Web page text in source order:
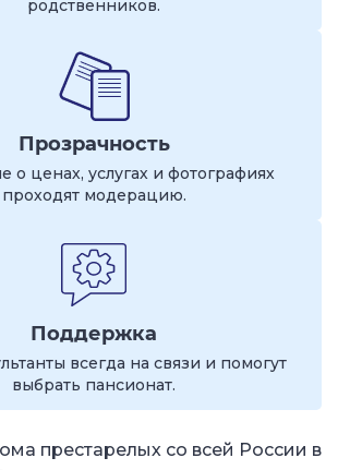
родственников.
Прозрачность
о ценах, услугах и фотографиях
проходят модерацию.
Поддержка
всегда на связи и помогут
выбрать пансионат.
престарелых со всей России в